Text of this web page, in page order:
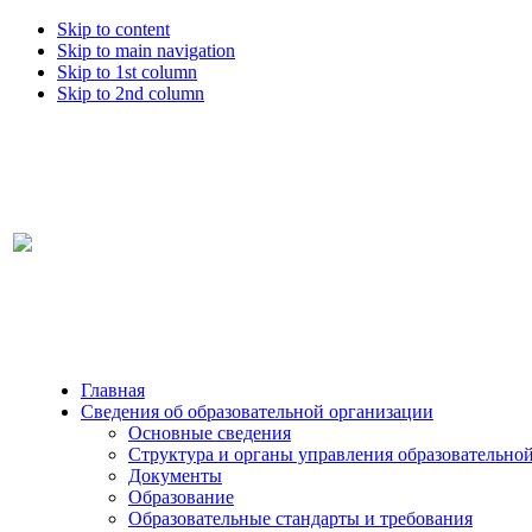
Skip to content
Skip to main navigation
Skip to 1st column
Skip to 2nd column
Главная
Сведения об образовательной организации
Основные сведения
Структура и органы управления
Документы
Образование
Образовательные стандарты и требования